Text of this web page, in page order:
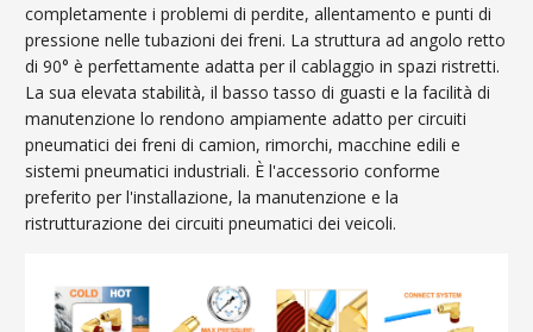
completamente i problemi di perdite, allentamento e punti di
pressione nelle tubazioni dei freni. La struttura ad angolo retto
di 90° è perfettamente adatta per il cablaggio in spazi ristretti.
La sua elevata stabilità, il basso tasso di guasti e la facilità di
manutenzione lo rendono ampiamente adatto per circuiti
pneumatici dei freni di camion, rimorchi, macchine edili e
sistemi pneumatici industriali. È l'accessorio conforme
preferito per l'installazione, la manutenzione e la
ristrutturazione dei circuiti pneumatici dei veicoli.